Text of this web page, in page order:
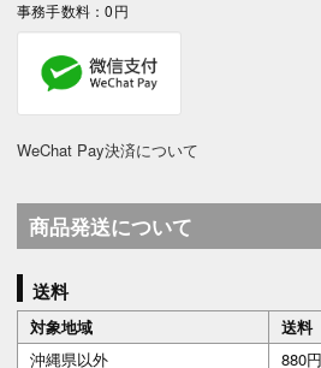
事務手数料：0円
WeChat Pay決済について
商品発送について
送料
対象地域
送料
沖縄県以外
880